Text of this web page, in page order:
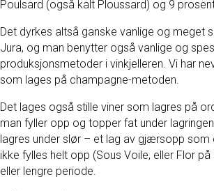
Poulsard (også kalt Ploussard) og 9
Det dyrkes altså ganske vanlige og meget
Jura, og man benytter også vanlige og
produksjonsmetoder i vinkjelleren. Vi har
som lages på champagne-metoden.
Det lages også stille viner som lagres på
man fyller opp og topper fat under
lagres under slør – et lag av gjærsopp som
ikke fylles helt opp (Sous Voile, eller Flor
eller lengre periode.